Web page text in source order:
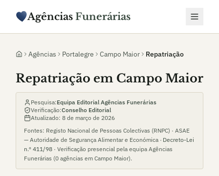
Agências Funerárias
Agências Portalegre Campo Maior Repatriação
Repatriação em Campo Maior
Pesquisa:Equipa Editorial Agências Funerárias
Verificação:Conselho Editorial
Atualizado: 8 de março de 2026
Fontes: Registo Nacional de Pessoas Colectivas (RNPC) · ASAE
— Autoridade de Segurança Alimentar e Económica · Decreto-Lei
n.º 411/98 · Verificação presencial pela equipa Agências
Funerárias (0 agências em Campo Maior).